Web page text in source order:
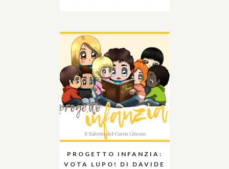
PROGETTO INFANZIA:
VOTA LUPO! DI DAVIDE